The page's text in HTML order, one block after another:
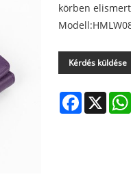
körben
Kérdés küldése
Facebook
X